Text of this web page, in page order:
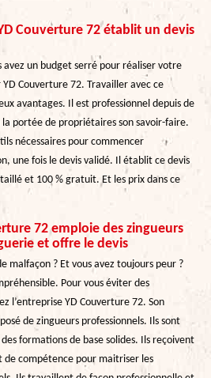
Couverture 72 établit un devis
avez un budget serré pour réaliser votre
Couverture 72. Travailler avec ce
avantages. Il est professionnel depuis de
portée de propriétaires son savoir-faire.
nécessaires pour commencer
une fois le devis validé. Il établit ce devis
et 100 % gratuit. Et les prix dans ce
72 emploie des zingueurs
et offre le devis
malfaçon ? Et vous avez toujours peur ?
Pour vous éviter des
l’entreprise YD Couverture 72. Son
de zingueurs professionnels. Ils sont
formations de base solides. Ils reçoivent
de compétence pour maitriser les